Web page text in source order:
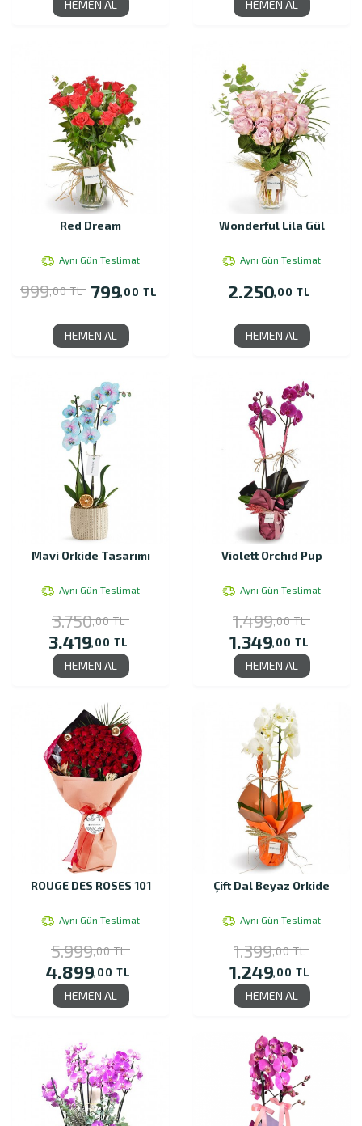
HEMEN AL HEMEN AL
Red Dream
Aynı Gün Teslimat
999,00 TL 799,00 TL
HEMEN AL
Wonderful Lila Gül
Aynı Gün Teslimat
2.250,00 TL
HEMEN AL
Mavi Orkide Tasarımı
Aynı Gün Teslimat
3.750,00 TL
3.419,00 TL
HEMEN AL
Violett Orchıd Pup
Aynı Gün Teslimat
1.499,00 TL
1.349,00 TL
HEMEN AL
ROUGE DES ROSES 101
Aynı Gün Teslimat
5.999,00 TL
4.899,00 TL
HEMEN AL
Çift Dal Beyaz Orkide
Aynı Gün Teslimat
1.399,00 TL
1.249,00 TL
HEMEN AL